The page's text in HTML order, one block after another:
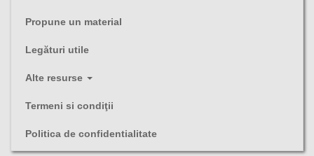
Propune un material
Legături utile
Alte resurse
Termeni si condiţii
Politica de confidentialitate